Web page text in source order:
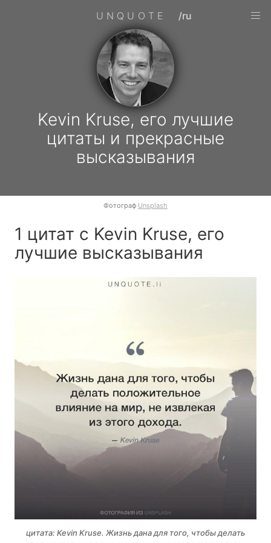
UNQUOTE /ru
Kevin Kruse, его лучшие
цитаты и прекрасные
высказывания
Фотограф Unsplash
1 цитат с Kevin Kruse, его
лучшие высказывания
цитата: Kevin Kruse. Жизнь дана для того, чтобы делать